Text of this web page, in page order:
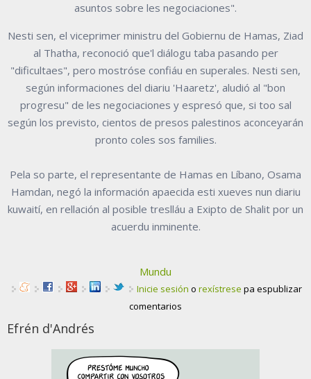
asuntos sobre les negociaciones".
Nesti sen, el viceprimer ministru del Gobiernu de Hamas, Ziad
al Thatha, reconoció que'l diálogu taba pasando per
"dificultaes", pero mostróse confiáu en superales. Nesti sen,
según informaciones del diariu 'Haaretz', aludió al "bon
progresu" de les negociaciones y espresó que, si too sal
según los previsto, cientos de presos palestinos aconceyarán
pronto coles sos families.
Pela so parte, el representante de Hamas en Líbano, Osama
Hamdan, negó la información apaecida esti xueves nun diariu
kuwaití, en rellación al posible treslláu a Exipto de Shalit por un
acuerdu inminente.
Mundu
Inicie sesión o rexístrese pa espublizar
comentarios
Efrén d'Andrés